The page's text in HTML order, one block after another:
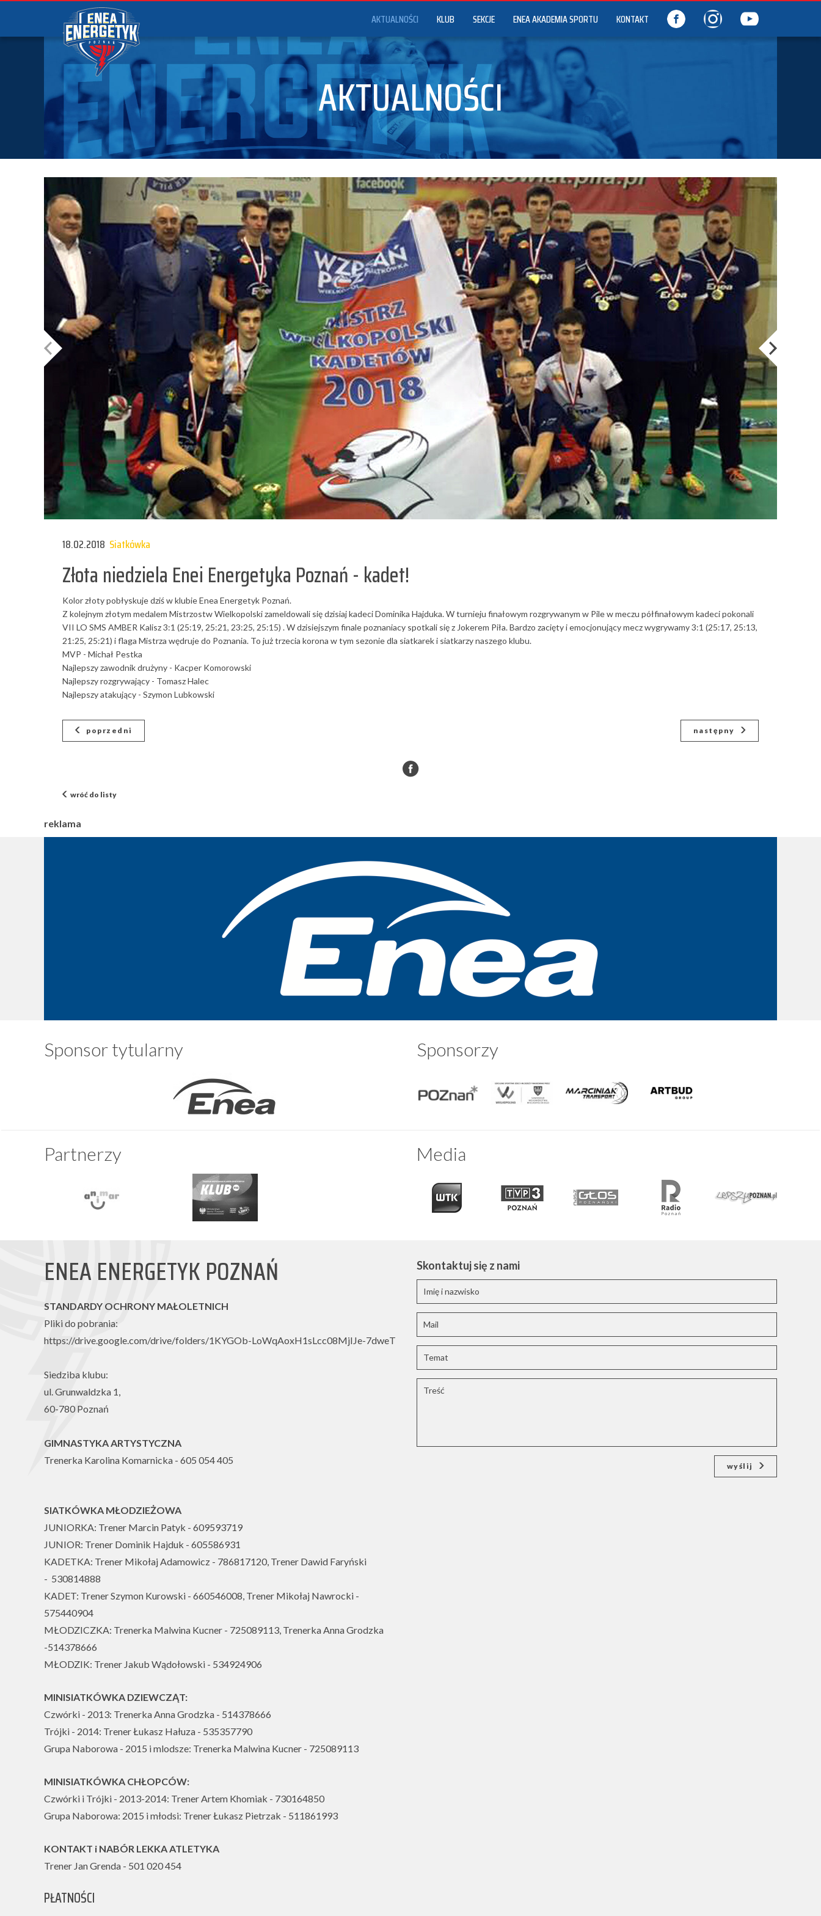
AKTUALNOŚCI KLUB SEKCJE ENEA AKADEMIA SPORTU KONTAKT
AKTUALNOŚCI
18.02.2018 Siatkówka
Złota niedziela Enei Energetyka Poznań - kadet!
Kolor złoty pobłyskuje dziś w klubie Enea Energetyk Poznań.
Z kolejnym złotym medalem Mistrzostw Wielkopolski zameldowali się dzisiaj kadeci Dominika Hajduka. W turnieju finałowym rozgrywanym w Pile w meczu półfinałowym kadeci pokonali
VII LO SMS AMBER Kalisz 3:1 (25:19, 25:21, 23:25, 25:15) . W dzisiejszym finale poznaniacy spotkali się z Jokerem Piła. Bardzo zacięty i emocjonujący mecz wygrywamy 3:1 (25:17, 25:13,
21:25, 25:21) i flaga Mistrza wędruje do Poznania. To już trzecia korona w tym sezonie dla siatkarek i siatkarzy naszego klubu.
MVP - Michał Pestka
Najlepszy zawodnik drużyny - Kacper Komorowski
Najlepszy rozgrywający - Tomasz Halec
Najlepszy atakujący - Szymon Lubkowski
poprzedni następny
wróć do listy
reklama
Sponsor tytularny Sponsorzy
Partnerzy Media
ENEA ENERGETYK POZNAŃ
STANDARDY OCHRONY MAŁOLETNICH
Pliki do pobrania:
https://drive.google.com/drive/folders/1KYGOb-LoWqAoxH1sLcc08MjIJe-7dweT
Siedziba klubu:
ul. Grunwaldzka 1,
60-780 Poznań
GIMNASTYKA ARTYSTYCZNA
Trenerka Karolina Komarnicka - 605 054 405
SIATKÓWKA MŁODZIEŻOWA
JUNIORKA: Trener Marcin Patyk - 609593719
JUNIOR: Trener Dominik Hajduk - 605586931
KADETKA: Trener Mikołaj Adamowicz - 786817120, Trener Dawid Faryński
- 530814888
KADET: Trener Szymon Kurowski - 660546008, Trener Mikołaj Nawrocki -
575440904
MŁODZICZKA: Trenerka Malwina Kucner - 725089113, Trenerka Anna Grodzka
-514378666
MŁODZIK: Trener Jakub Wądołowski - 534924906
MINISIATKÓWKA DZIEWCZĄT:
Czwórki - 2013: Trenerka Anna Grodzka - 514378666
Trójki - 2014: Trener Łukasz Hałuza - 535357790
Grupa Naborowa - 2015 i mlodsze: Trenerka Malwina Kucner - 725089113
MINISIATKÓWKA CHŁOPCÓW:
Czwórki i Trójki - 2013-2014: Trener Artem Khomiak - 730164850
Grupa Naborowa: 2015 i młodsi: Trener Łukasz Pietrzak - 511861993
KONTAKT i NABÓR LEKKA ATLETYKA
Trener Jan Grenda - 501 020 454
PŁATNOŚCI
Skontaktuj się z nami
wyślij